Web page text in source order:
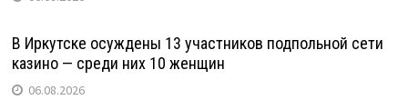
В Иркутске осуждены 13 участников подпольной сети
казино — среди них 10 женщин
06.08.2026